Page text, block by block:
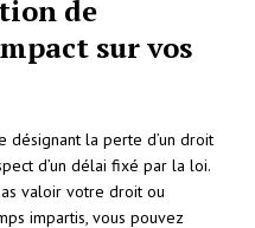
de
sur vos
désignant la perte d’un droit
d’un délai fixé par la loi.
valoir votre droit ou
impartis, vous pouvez